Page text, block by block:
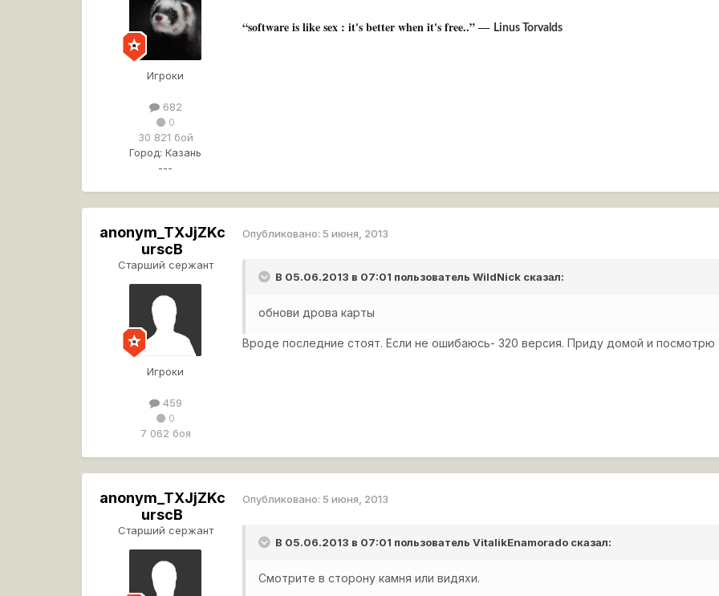
Игроки
682
0
30 821 бой
Город: Казань
---
“software is like sex : it's better when it's free..” ― Linus Torvalds
anonym_TXJjZKc
urscB
Старший сержант
Игроки
459
0
7 062 боя
Опубликовано: 5 июня, 2013
В 05.06.2013 в 07:01 пользовательWildNick сказал:
обнови дрова карты
Вроде последние стоят. Если не ошибаюсь- 320 версия. Приду домой и посмотрю
anonym_TXJjZKc
urscB
Старший сержант
Опубликовано: 5 июня, 2013
В 05.06.2013 в 07:01 пользовательVitalikEnamorado сказал:
Смотрите в сторону камня или видяхи.